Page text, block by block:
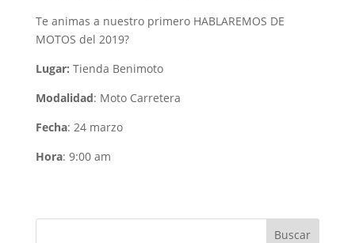
Te animas a nuestro primero HABLAREMOS DE
MOTOS del 2019?
Lugar: Tienda Benimoto
Modalidad: Moto Carretera
Fecha: 24 marzo
Hora: 9:00 am